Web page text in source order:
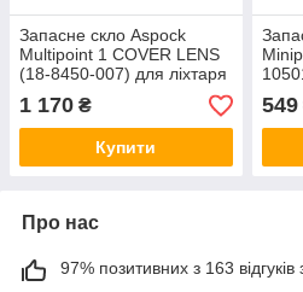
Запасне скло Aspock
Multipoint 1 COVER LENS
(18-8450-007) для ліхтаря
10093, ліве 10022990
1 170 ₴
Купити
549
Про нас
97% позитивних з 163 відгуків